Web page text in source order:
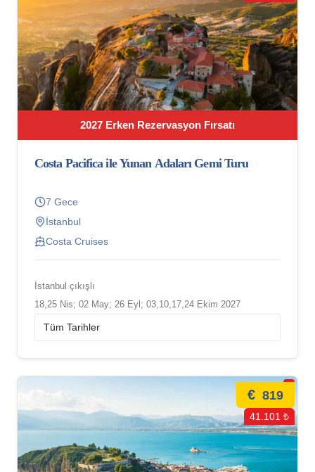
2027 Erken Rezervasyon Fırsatı
Costa Pacifica ile Yunan Adaları Gemi Turu
7 Gece
İstanbul
Costa Cruises
İstanbul çıkışlı
18,25 Nis; 02 May; 26 Eyl; 03,10,17,24 Ekim 2027
€ 819
41.101 ₺